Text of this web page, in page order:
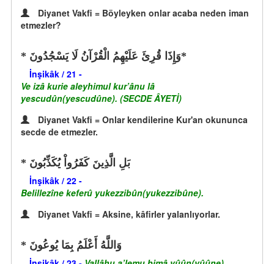
Diyanet Vakfi = Böyleyken onlar acaba neden iman
etmezler?
وَإِذَا قُرِئَ عَلَيْهِمُ الْقُرْآنُ لَا يَسْجُدُونَ*
İnşikâk / 21 -
Ve izâ kurie aleyhimul kur’ânu lâ
yescudûn(yescudûne). (SECDE ÂYETİ)
Diyanet Vakfi = Onlar kendilerine Kur'an okununca
secde de etmezler.
بَلِ الَّذِينَ كَفَرُواْ يُكَذِّبُونَ
İnşikâk / 22 -
Belillezîne keferû yukezzibûn(yukezzibûne).
Diyanet Vakfi = Aksine, kâfirler yalanlıyorlar.
وَاللَّهُ أَعْلَمُ بِمَا يُوعُونَ